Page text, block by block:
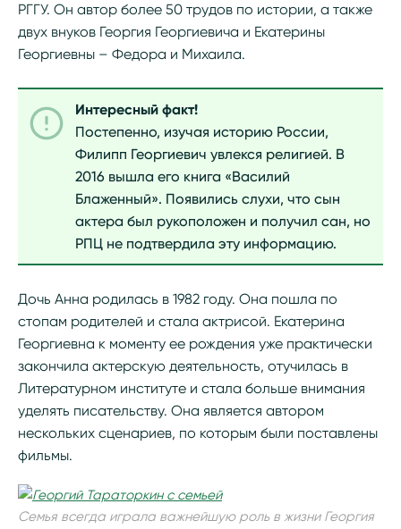
РГГУ. Он автор более 50 трудов по истории, а также
двух внуков Георгия Георгиевича и Екатерины
Георгиевны – Федора и Михаила.
Интересный факт!
Постепенно, изучая историю России,
Филипп Георгиевич увлекся религией. В
2016 вышла его книга «Василий
Блаженный». Появились слухи, что сын
актера был рукоположен и получил сан, но
РПЦ не подтвердила эту информацию.
Дочь Анна родилась в 1982 году. Она пошла по
стопам родителей и стала актрисой. Екатерина
Георгиевна к моменту ее рождения уже практически
закончила актерскую деятельность, отучилась в
Литературном институте и стала больше внимания
уделять писательству. Она является автором
нескольких сценариев, по которым были поставлены
фильмы.
Семья всегда играла важнейшую роль в жизни Георгия